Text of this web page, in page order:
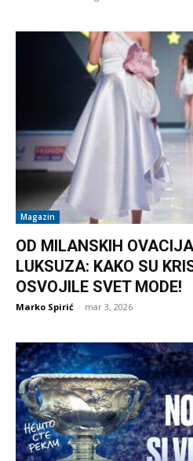
Magazin
OD MILANSKIH
LUKSUZA: KAKO SU
OSVOJILE SVET MODE!
Marko Spirić - mar 3, 2026